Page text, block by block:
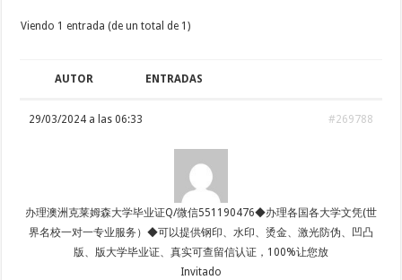
Viendo 1 entrada (de un total de 1)
AUTOR ENTRADAS
29/03/2024 a las 06:33 #269788
办理澳洲克莱姆森大学毕业证Q/微信551190476◆办理各国各大学文凭(世
界名校一对一专业服务）◆可以提供钢印、水印、烫金、激光防伪、凹凸
版、版大学毕业证、真实可查留信认证，100%让您放
Invitado